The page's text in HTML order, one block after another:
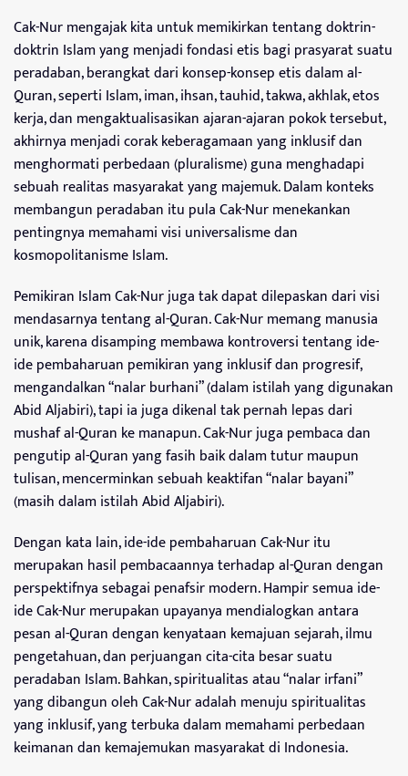
Cak-Nur mengajak kita untuk memikirkan tentang doktrin-
doktrin Islam yang menjadi fondasi etis bagi prasyarat suatu
peradaban, berangkat dari konsep-konsep etis dalam al-
Quran, seperti Islam, iman, ihsan, tauhid, takwa, akhlak, etos
kerja, dan mengaktualisasikan ajaran-ajaran pokok tersebut,
akhirnya menjadi corak keberagamaan yang inklusif dan
menghormati perbedaan (pluralisme) guna menghadapi
sebuah realitas masyarakat yang majemuk. Dalam konteks
membangun peradaban itu pula Cak-Nur menekankan
pentingnya memahami visi universalisme dan
kosmopolitanisme Islam.
Pemikiran Islam Cak-Nur juga tak dapat dilepaskan dari visi
mendasarnya tentang al-Quran. Cak-Nur memang manusia
unik, karena disamping membawa kontroversi tentang ide-
ide pembaharuan pemikiran yang inklusif dan progresif,
mengandalkan “nalar burhani” (dalam istilah yang digunakan
Abid Aljabiri), tapi ia juga dikenal tak pernah lepas dari
mushaf al-Quran ke manapun. Cak-Nur juga pembaca dan
pengutip al-Quran yang fasih baik dalam tutur maupun
tulisan, mencerminkan sebuah keaktifan “nalar bayani”
(masih dalam istilah Abid Aljabiri).
Dengan kata lain, ide-ide pembaharuan Cak-Nur itu
merupakan hasil pembacaannya terhadap al-Quran dengan
perspektifnya sebagai penafsir modern. Hampir semua ide-
ide Cak-Nur merupakan upayanya mendialogkan antara
pesan al-Quran dengan kenyataan kemajuan sejarah, ilmu
pengetahuan, dan perjuangan cita-cita besar suatu
peradaban Islam. Bahkan, spiritualitas atau “nalar irfani”
yang dibangun oleh Cak-Nur adalah menuju spiritualitas
yang inklusif, yang terbuka dalam memahami perbedaan
keimanan dan kemajemukan masyarakat di Indonesia.